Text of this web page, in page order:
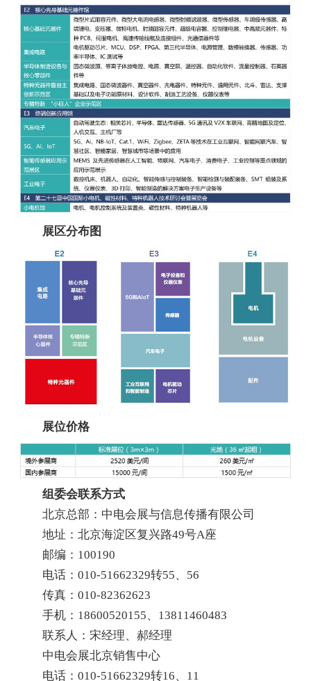
展区分布图
展位价格
组委会联系方式
北京总部：中电会展与信息传播有限公司
地址：北京海淀区复兴路49号A座
邮编：100190
电话：010-51662329转55、56
传真：010-82362623
手机：18600520155、13811460483
联系人：宋经理、郝经理
中电会展北京销售中心
电话：010-51662329转16、11